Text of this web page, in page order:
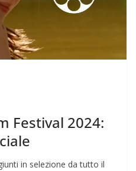
Festival 2024:
in selezione da tutto il